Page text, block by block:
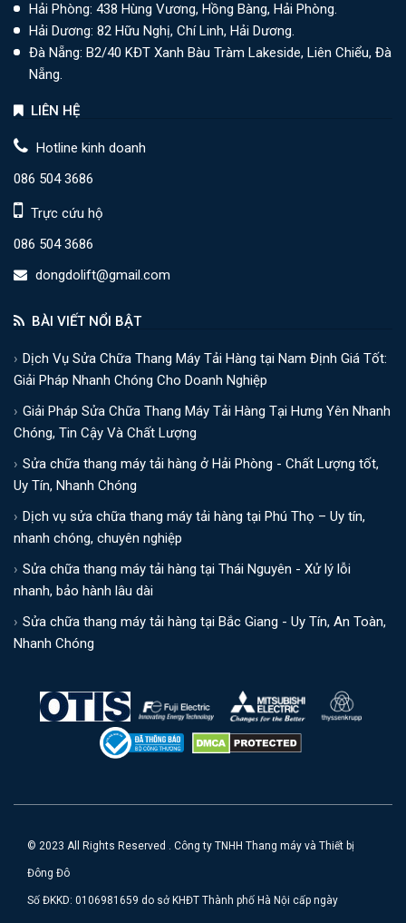
Hải Phòng: 438 Hùng Vương, Hồng Bàng, Hải Phòng.
Hải Dương: 82 Hữu Nghị, Chí Linh, Hải Dương.
Đà Nẵng: B2/40 KĐT Xanh Bàu Tràm Lakeside, Liên Chiểu, Đà
Nẵng.
LIÊN HỆ
Hotline kinh doanh
086 504 3686
Trực cứu hộ
086 504 3686
dongdolift@gmail.com
BÀI VIẾT NỔI BẬT
Dịch Vụ Sửa Chữa Thang Máy Tải Hàng tại Nam Định Giá Tốt:
Giải Pháp Nhanh Chóng Cho Doanh Nghiệp
Giải Pháp Sửa Chữa Thang Máy Tải Hàng Tại Hưng Yên Nhanh
Chóng, Tin Cậy Và Chất Lượng
Sửa chữa thang máy tải hàng ở Hải Phòng - Chất Lượng tốt,
Uy Tín, Nhanh Chóng
Dịch vụ sửa chữa thang máy tải hàng tại Phú Thọ – Uy tín,
nhanh chóng, chuyên nghiệp
Sửa chữa thang máy tải hàng tại Thái Nguyên - Xử lý lỗi
nhanh, bảo hành lâu dài
Sửa chữa thang máy tải hàng tại Bắc Giang - Uy Tín, An Toàn,
Nhanh Chóng
© 2023 All Rights Reserved . Công ty TNHH Thang máy và Thiết bị
Đông Đô
Số ĐKKD: 0106981659 do sở KHĐT Thành phố Hà Nội cấp ngày